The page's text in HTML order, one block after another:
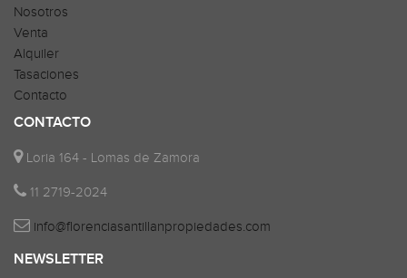
Nosotros
Venta
Alquiler
Tasaciones
Contacto
CONTACTO
Loria 164 - Lomas de Zamora
11 2719-2024
info@florenciasantillanpropiedades.com
NEWSLETTER